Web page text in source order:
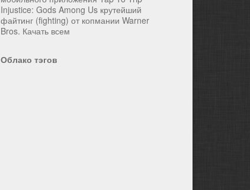
Injustice: Gods Among Us крутейший
файтинг (fighting) от копмании Warner
Bros. Качать всем
Облако тэгов